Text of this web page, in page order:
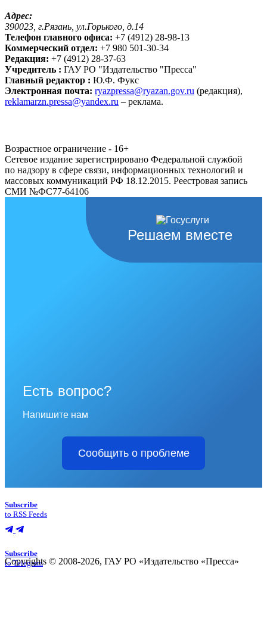
Адрес:
390023, г.Рязань, ул.Горького, д.14
Телефон главного офиса: +7 (4912) 28-98-13
Коммерческий отдел: +7 980 501-30-34
Редакция: +7 (4912) 28-37-63
Учредитель : ГАУ РО "Издательство "Пресса"
Главный редактор : Ю.Ф. Фукс
Электронная почта: ryazpressa@ryazan.gov.ru (редакция),
reklamarzn.pressa@yandex.ru – реклама.
Возрастное ограничение - 16+
Сетевое издание зарегистрировано Федеральной службой
по надзору в сфере связи, информационных технологий и
массовых коммуникаций РФ 18.12.2015. Реестровая запись
СМИ №ФС77-64106
Решаем вместе
Есть вопрос?
Напишите нам
Сообщить о проблеме
Subscribe
to RSS Feeds
Subscribe
to Telegram
Copyrights © 2008-2026, ГАУ РО «Издательство «Пресса»